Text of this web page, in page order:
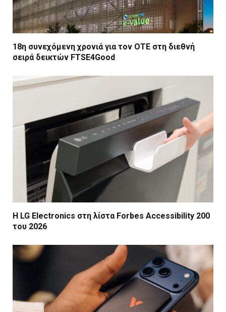
18η συνεχόμενη χρονιά για τον ΟΤΕ στη διεθνή
σειρά δεικτών FTSE4Good
Η LG Electronics στη λίστα Forbes Accessibility 200
του 2026